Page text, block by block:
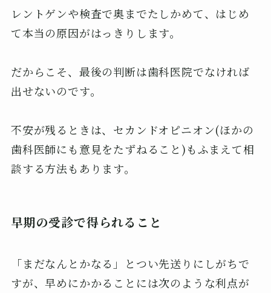
レントゲンや検査で奥までたしかめて、はじめ
て本当の原因がはっきりします。
だからこそ、最後の判断は歯科医院でなければ
出せないのです。
不安が残るときは、セカンドオピニオン(ほかの
歯科医師にも意見をたずねること)もふまえて相
談する方法もあります。
早期の受診で得られること
「まだなんとかなる」とつい先送りにしがちで
すが、早めにかかることには次のような利点が